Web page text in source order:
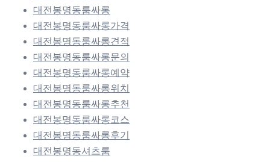
대전봉명동룸싸롱
대전봉명동룸싸롱가격
대전봉명동룸싸롱견적
대전봉명동룸싸롱문의
대전봉명동룸싸롱예약
대전봉명동룸싸롱위치
대전봉명동룸싸롱추천
대전봉명동룸싸롱코스
대전봉명동룸싸롱후기
대전봉명동셔츠룸